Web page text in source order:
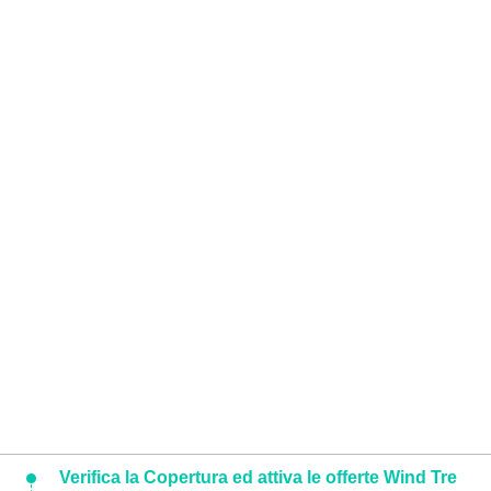
Verifica la Copertura ed attiva le offerte Wind Tre